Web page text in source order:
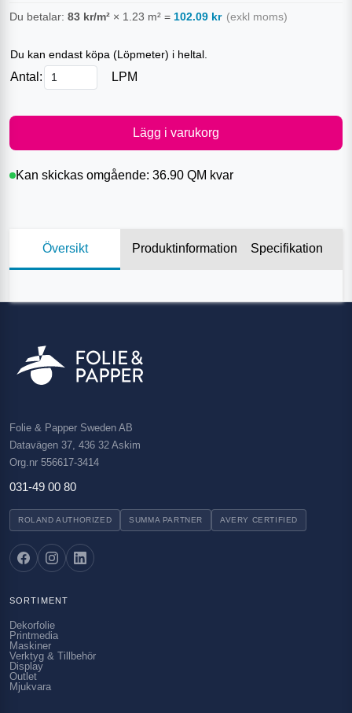
Du betalar: 83 kr/m² × 1.23 m² = 102.09 kr (exkl moms)
Du kan endast köpa (Löpmeter) i heltal.
Antal: LPM
Lägg i varukorg
Kan skickas omgående: 36.90 QM kvar
Översikt Produktinformation Specifikation
Folie & Papper Sweden AB
Datavägen 37, 436 32 Askim
Org.nr 556617-3414
031-49 00 80
ROLAND AUTHORIZED SUMMA PARTNER AVERY CERTIFIED
SORTIMENT
Dekorfolie
Printmedia
Maskiner
Verktyg & Tillbehör
Display
Outlet
Mjukvara